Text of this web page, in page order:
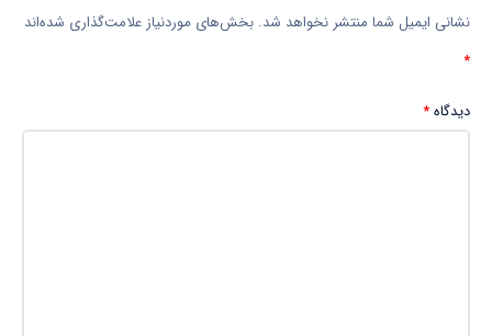
نشانی ایمیل شما منتشر نخواهد شد. بخش‌های موردنیاز علامت‌گذاری شده‌اند
*
دیدگاه*